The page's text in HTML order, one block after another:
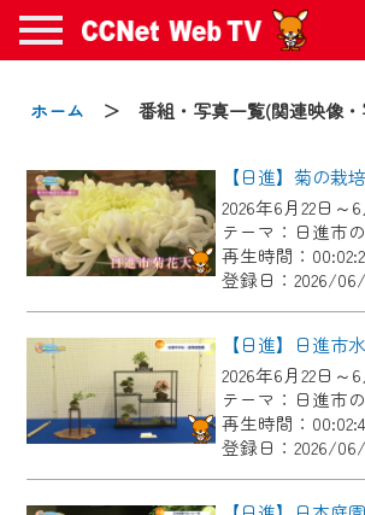
ホーム ＞ 番組・写真一覧(関連映像・
2026年6月22日～
テーマ：日進市
再生時間：
登録日：2026/
【日進】日進市
2026年6月22日～
テーマ：日進市
再生時間：
登録日：2026/
お知らせ
2024/09/02
動画配信サービス『CCNet Web
年9月24日からリニューアルし
【変更点】
◆デザイン変更により、お住
の動画コンテンツが一目瞭然。
◆当社アプリやＰＣブラウザ
でも・どこでも・外出先でも！
CCNetサービスエリア20市町
番組をご視聴いただけます！